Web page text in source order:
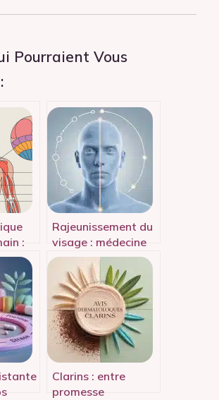
Pourraient Vous
:
Rajeunissement du
visage : médecine
esthétique ou
chirurgie, quelle
solution pour un
résultat naturel ?
Clarins : entre
promesse